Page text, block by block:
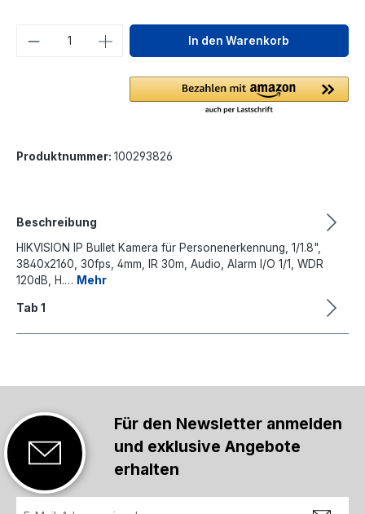
Produkt Anzahl: Gib denIn den Warenkorb
Produktnummer: 100293826
Beschreibung
HIKVISION IP Bullet Kamera für Personenerkennung, 1/1.8",
3840x2160, 30fps, 4mm, IR 30m, Audio, Alarm I/O 1/1, WDR
120dB, H.… Mehr
Tab 1
Für den Newsletter anmelden
und exklusive Angebote
erhalten